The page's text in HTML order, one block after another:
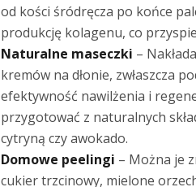
od kości śródręcza po końce
produkcję kolagenu, co
Naturalne maseczki –
kremów na dłonie, zwłaszcza
efektywność nawilżenia i
przygotować z naturalnych
cytryną czy awokado.
Domowe peelingi – Można je
cukier trzcinowy, mielone